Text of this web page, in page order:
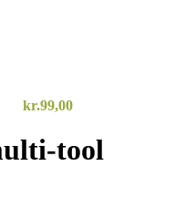
kr.99,00
tool